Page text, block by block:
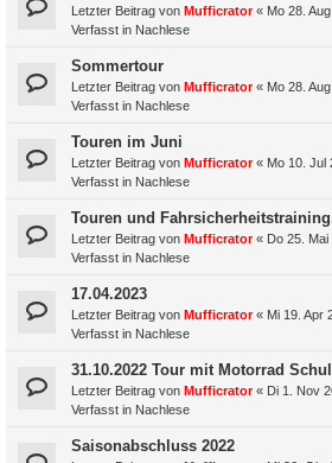
Letzter Beitrag von Mufficrator« Mo 28.
Verfasst in Nachlese
Sommertour
Letzter Beitrag von Mufficrator« Mo 28.
Verfasst in Nachlese
Touren im Juni
Letzter Beitrag von Mufficrator« Mo 10. Jul
Verfasst in Nachlese
Touren und
Letzter Beitrag von Mufficrator« Do 25.
Verfasst in Nachlese
17.04.2023
Letzter Beitrag von Mufficrator« Mi 19. Apr
Verfasst in Nachlese
31.10.2022 Tour mit Motorrad
Letzter Beitrag von Mufficrator« Di 1. Nov
Verfasst in Nachlese
Saisonabschluss 2022